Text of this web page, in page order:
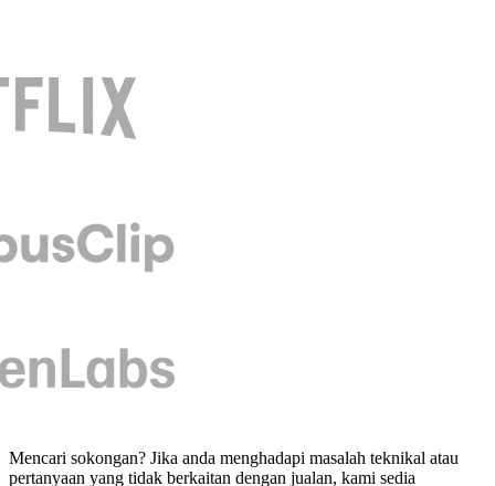
Mencari sokongan? Jika anda menghadapi masalah teknikal atau
pertanyaan yang tidak berkaitan dengan jualan, kami sedia